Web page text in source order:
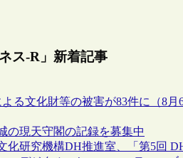
ス-R」新着記事
る文化財等の被害が83件に（8月
の現天守閣の記録を募集中
化研究機構DH推進室、「第5回